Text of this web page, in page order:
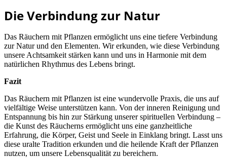
Die Verbindung zur Natur
Das Räuchern mit Pflanzen ermöglicht uns eine tiefere Verbindung
zur Natur und den Elementen. Wir erkunden, wie diese Verbindung
unsere Achtsamkeit stärken kann und uns in Harmonie mit dem
natürlichen Rhythmus des Lebens bringt.
Fazit
Das Räuchern mit Pflanzen ist eine wundervolle Praxis, die uns auf
vielfältige Weise unterstützen kann. Von der inneren Reinigung und
Entspannung bis hin zur Stärkung unserer spirituellen Verbindung –
die Kunst des Räucherns ermöglicht uns eine ganzheitliche
Erfahrung, die Körper, Geist und Seele in Einklang bringt. Lasst uns
diese uralte Tradition erkunden und die heilende Kraft der Pflanzen
nutzen, um unsere Lebensqualität zu bereichern.